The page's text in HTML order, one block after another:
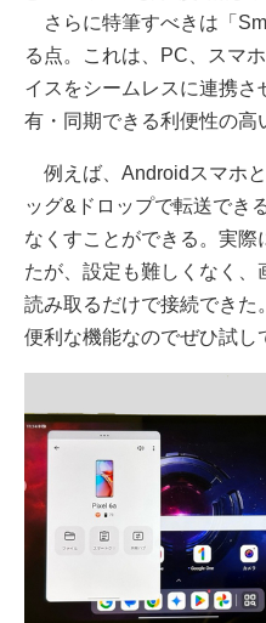
さらに特筆すべきは「
る点。これは、PC、スマ
イスをシームレスに連携
有・同期できる利便性の高
例えば、Androidスマホ
ッグ&ドロップで転送でき
なくすことができる。実
たが、設定も難しくなく
読み取るだけで接続できた
便利な機能なのでぜひ試し